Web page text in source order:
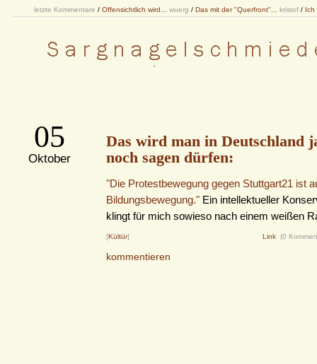
letzte Kommentare / Offensichtlich wird... wuerg / Das mit der "Querfront"... kristof / Ich
05
Oktober
Das wird man in Deutschland
noch sagen dürfen:
"Die Protestbewegung gegen Stuttgart21 ist
Bildungsbewegung." Ein intellektueller
klingt für mich sowieso nach einem weißen
[Kültür] Link (0
kommentieren